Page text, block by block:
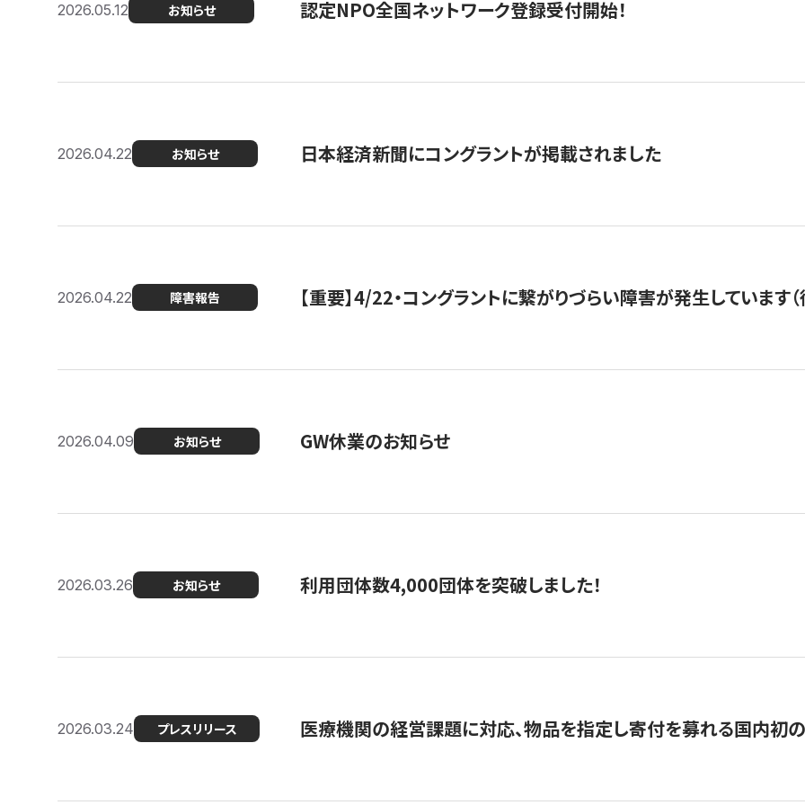
2026.05.12 お知らせ 認定NPO全国ネットワーク登録受付開始！
2026.04.22 お知らせ 日本経済新聞にコングラントが掲載されました
2026.04.22 障害報告 【重要】4/22・コングラントに繋がりづらい障害が発生しています（
2026.04.09 お知らせ GW休業のお知らせ
2026.03.26 お知らせ 利用団体数4,000団体を突破しました！
2026.03.24 プレスリリース 医療機関の経営課題に対応、物品を指定し寄付を募れる国内初の